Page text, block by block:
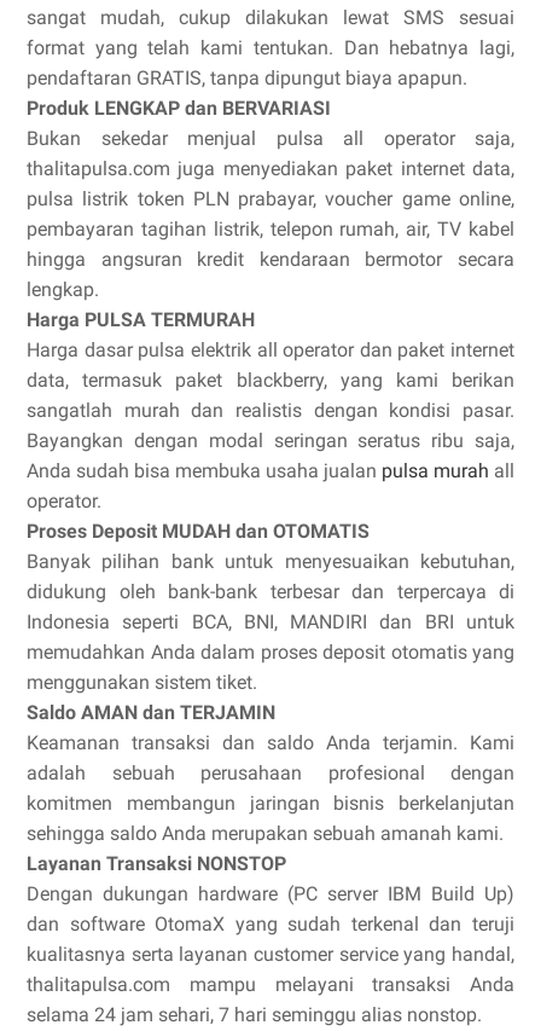
sangat mudah, cukup dilakukan lewat SMS sesuai
format yang telah kami tentukan. Dan hebatnya lagi,
pendaftaran GRATIS, tanpa dipungut biaya apapun.
Produk LENGKAP dan BERVARIASI
Bukan sekedar menjual pulsa all operator saja,
thalitapulsa.com juga menyediakan paket internet data,
pulsa listrik token PLN prabayar, voucher game online,
pembayaran tagihan listrik, telepon rumah, air, TV kabel
hingga angsuran kredit kendaraan bermotor secara
lengkap.
Harga PULSA TERMURAH
Harga dasar pulsa elektrik all operator dan paket internet
data, termasuk paket blackberry, yang kami berikan
sangatlah murah dan realistis dengan kondisi pasar.
Bayangkan dengan modal seringan seratus ribu saja,
Anda sudah bisa membuka usaha jualan pulsa murah all
operator.
Proses Deposit MUDAH dan OTOMATIS
Banyak pilihan bank untuk menyesuaikan kebutuhan,
didukung oleh bank-bank terbesar dan terpercaya di
Indonesia seperti BCA, BNI, MANDIRI dan BRI untuk
memudahkan Anda dalam proses deposit otomatis yang
menggunakan sistem tiket.
Saldo AMAN dan TERJAMIN
Keamanan transaksi dan saldo Anda terjamin. Kami
adalah sebuah perusahaan profesional dengan
komitmen membangun jaringan bisnis berkelanjutan
sehingga saldo Anda merupakan sebuah amanah kami.
Layanan Transaksi NONSTOP
Dengan dukungan hardware (PC server IBM Build Up)
dan software OtomaX yang sudah terkenal dan teruji
kualitasnya serta layanan customer service yang handal,
thalitapulsa.com mampu melayani transaksi Anda
selama 24 jam sehari, 7 hari seminggu alias nonstop.